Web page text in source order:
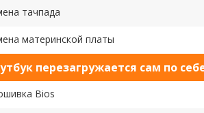
тачпада
материнской платы
перезагружается сам по
Bios